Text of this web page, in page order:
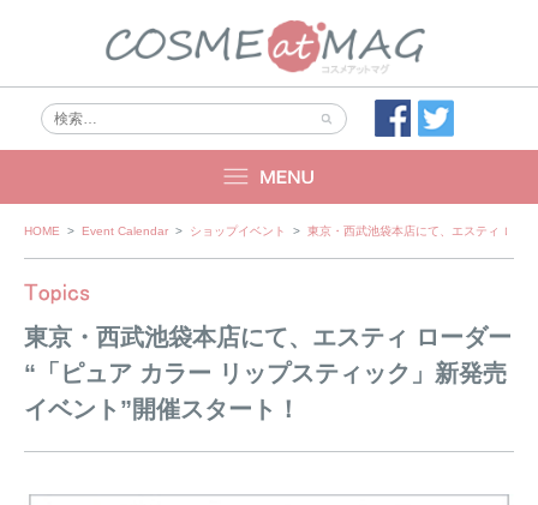
Skip
HOME > Event Calendar > ショップイベント > 東京・西武池袋本店にて、エスティ ロー
東京・西武池袋本店にて、エスティ ローダー
“「ピュア カラー リップスティック」新発売
イベント”開催スタート！